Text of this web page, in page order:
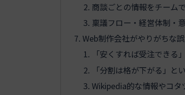
商談ごとの情報をチーム
稟議フロー・経営体制・
Web制作会社がやりがちな
「安くすれば受注できる
「分割は格が下がる」と
Wikipedia的な情報やコ